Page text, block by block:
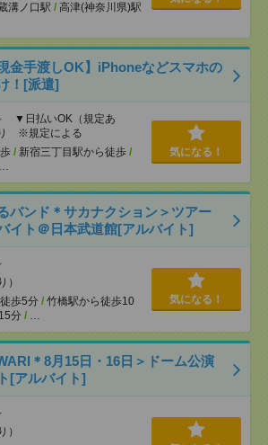
溝ノ口駅 / 高津(神奈川県)駅
金手渡しOK】iPhoneなどスマホの
！[派遣]
▼日払いOK（規定あ
※規定による
/ 新宿三丁目駅から徒歩 /
…
気になる！
バンド＊サカナクション＞ツアー
イト＠日本武道館[アルバイト]
）
歩5分 / 竹橋駅から徒歩10
分 / …
気になる！
＊8月15日・16日＞ドーム公演
[アルバイト]
）